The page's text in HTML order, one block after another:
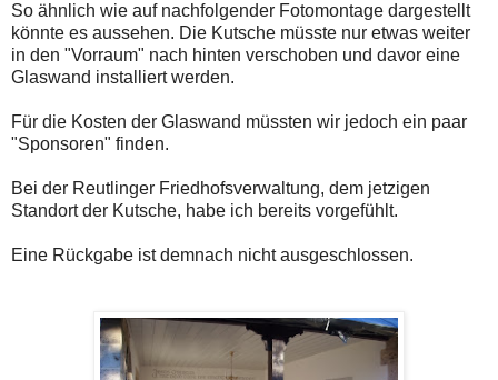
So ähnlich wie auf nachfolgender Fotomontage dargestellt
könnte es aussehen. Die Kutsche müsste nur etwas weiter
in den "Vorraum" nach hinten verschoben und davor eine
Glaswand installiert werden.
Für die Kosten der Glaswand müssten wir jedoch ein paar
"Sponsoren" finden.
Bei der Reutlinger Friedhofsverwaltung, dem jetzigen
Standort der Kutsche, habe ich bereits vorgefühlt.
Eine Rückgabe ist demnach nicht ausgeschlossen.